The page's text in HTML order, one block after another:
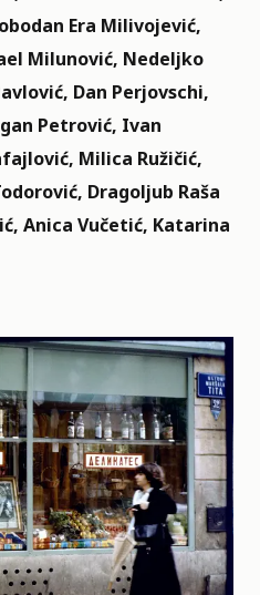
Era Milivojević,
Milunović, Nedeljko
Dan Perjovschi,
Petrović, Ivan
Milica Ružičić,
Dragoljub Raša
Anica Vučetić, Katarina